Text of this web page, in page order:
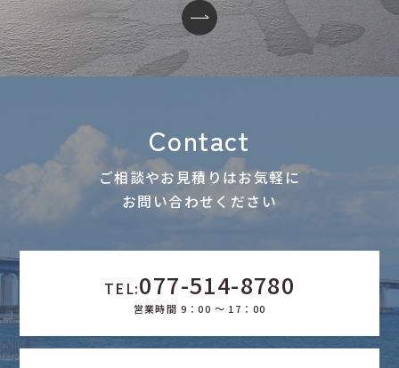
Contact
ご相談やお見積りはお気軽に
お問い合わせください
TEL:077-514-8780
営業時間 9：00 ～ 17：00